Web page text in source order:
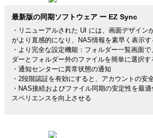
最新版の同期ソフトウェア ー EZ Sync
・リニューアルされた UI には、画面デザイン
がより直感的になり、NAS情報を素早く表示
・より完全な設定機能：フォルダー一覧画面
ダーとフォルダー外のファイルを簡単に選択す
・通知センターに異常状態の通知
・2段階認証を有効にすると、アカウントの安
・NAS接続およびファイル同期の安定性を最
スペリエンスを向上させる